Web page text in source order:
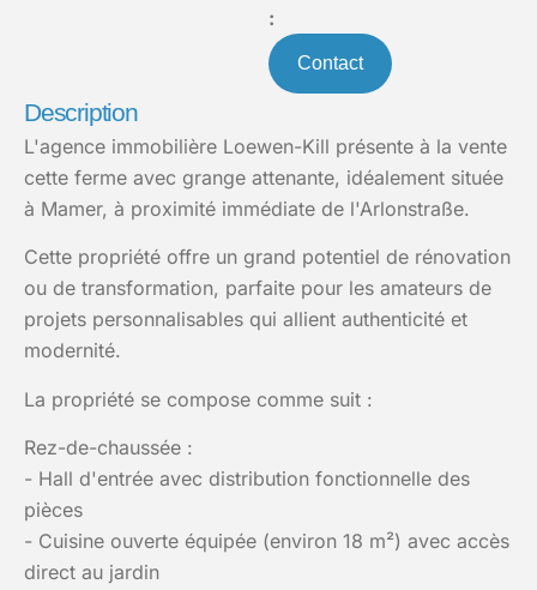
:
Contact
Description
L'agence immobilière Loewen-Kill présente à la vente
cette ferme avec grange attenante, idéalement située
à Mamer, à proximité immédiate de l'Arlonstraße.
Cette propriété offre un grand potentiel de rénovation
ou de transformation, parfaite pour les amateurs de
projets personnalisables qui allient authenticité et
modernité.
La propriété se compose comme suit :
Rez-de-chaussée :
- Hall d'entrée avec distribution fonctionnelle des
pièces
- Cuisine ouverte équipée (environ 18 m²) avec accès
direct au jardin